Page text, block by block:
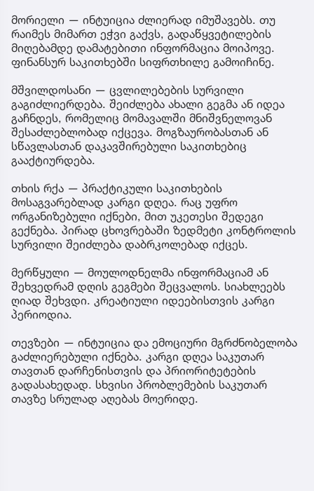
მორიელი — ინტუიცია ძლიერად იმუშავებს. თუ
რაიმეს მიმართ ეჭვი გაქვს, გადაწყვეტილების
მიღებამდე დამატებითი ინფორმაცია მოიპოვე.
ფინანსურ საკითხებში სიფრთხილე გამოიჩინე.
მშვილდოსანი — ცვლილებების სურვილი
გაგიძლიერდება. შეიძლება ახალი გეგმა ან იდეა
გაჩნდეს, რომელიც მომავალში მნიშვნელოვან
შესაძლებლობად იქცევა. მოგზაურობასთან ან
სწავლასთან დაკავშირებული საკითხებიც
გააქტიურდება.
თხის რქა — პრაქტიკული საკითხების
მოსაგვარებლად კარგი დღეა. რაც უფრო
ორგანიზებული იქნები, მით უკეთესი შედეგი
გექნება. პირად ცხოვრებაში ზედმეტი კონტროლის
სურვილი შეიძლება დაბრკოლებად იქცეს.
მერწყული — მოულოდნელმა ინფორმაციამ ან
შეხვედრამ დღის გეგმები შეცვალოს. სიახლეებს
ღიად შეხვდი. კრეატიული იდეებისთვის კარგი
პერიოდია.
თევზები — ინტუიცია და ემოციური მგრძნობელობა
გაძლიერებული იქნება. კარგი დღეა საკუთარ
თავთან დარჩენისთვის და პრიორიტეტების
გადასახედად. სხვისი პრობლემების საკუთარ
თავზე სრულად აღებას მოერიდე.